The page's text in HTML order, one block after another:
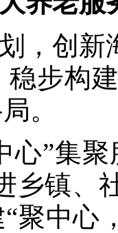
，创新
步构
。
心”集
乡镇、
聚中心